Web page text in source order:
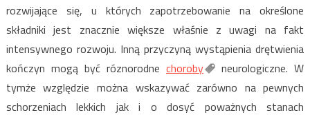
rozwijające się, u których zapotrzebowanie na określone
składniki jest znacznie większe właśnie z uwagi na fakt
intensywnego rozwoju. Inną przyczyną wystąpienia drętwienia
kończyn mogą być róznorodnechoroby
neurologiczne. W
tymże względzie można wskazywać zarówno na pewnych
schorzeniach lekkich jak i o dosyć poważnych stanach